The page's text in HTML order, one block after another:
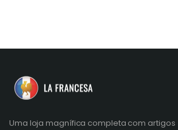
Uma loja magnífica completa com artigos